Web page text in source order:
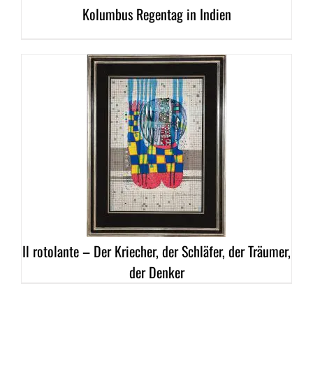
Kolumbus Regentag in Indien
Il rotolante – Der Kriecher, der Schläfer, der Träumer,
der Denker